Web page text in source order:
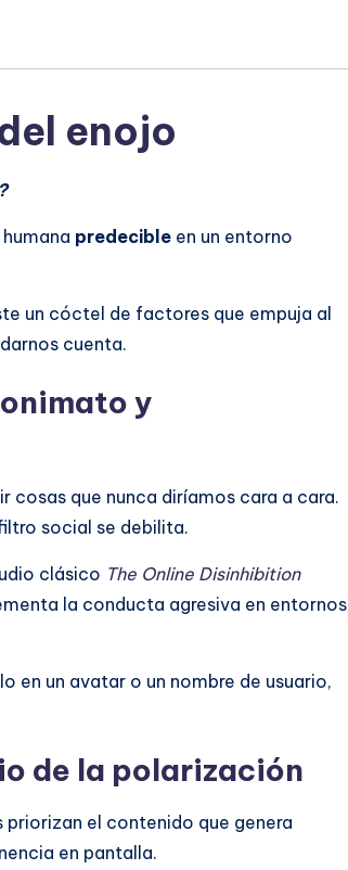
enojo
predecible en un entorno
un cóctel de factores que empuja al
cuenta.
y
cosas que nunca diríamos cara a cara.
social se debilita.
clásico The Online Disinhibition
la conducta agresiva en entornos
en un avatar o un nombre de usuario,
de la polarización
el contenido que genera
en pantalla.